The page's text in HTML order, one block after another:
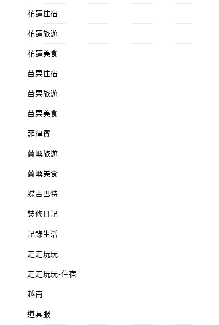
花蓮住宿
花蓮旅遊
花蓮美食
苗栗住宿
苗栗旅遊
苗栗美食
菲律賓
蘭嶼旅遊
蘭嶼美食
蝶古巴特
裝修日記
記錄生活
走走玩玩
走走玩玩-住宿
越南
道具服